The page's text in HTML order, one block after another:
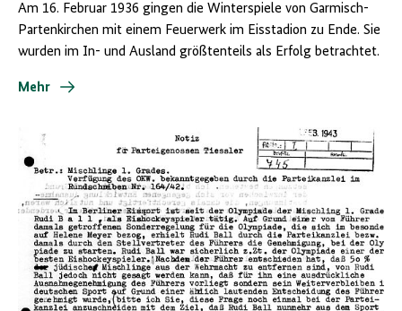
Am 16. Februar 1936 gingen die Winterspiele von Garmisch-
Partenkirchen mit einem Feuerwerk im Eisstadion zu Ende. Sie
wurden im In- und Ausland größtenteils als Erfolg betrachtet.
Mehr